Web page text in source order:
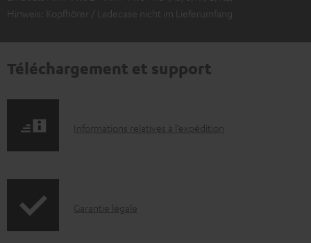
Hinweis: Kopfhörer / Ladecase nicht im Lieferumfang
Téléchargement et support
I
r
Informations relatives à l’expédition
IGarantie légale